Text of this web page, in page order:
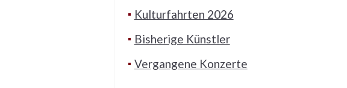
Kulturfahrten 2026
Bisherige Künstler
Vergangene Konzerte